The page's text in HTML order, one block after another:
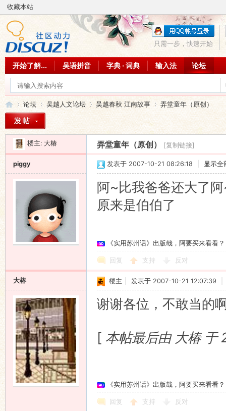
收藏本站
只需一步，快速开始
开始了解... 吴语拼音 字典 · 词典 输入法 论坛
»
论坛
›
吴越人文论坛 吴越春秋 江南故事
›
弄堂童年（原创）
楼主: 大椿 弄堂童年（原创） [复制链接]
piggy 发表于 2007-10-21 08:26:18 显示全
阿~比我爸爸还大了
原来是伯伯了
《实用苏州话》出版哉，阿要买来看看？
回复 支持 反对
大椿 楼主 发表于 2007-10-21 12:07:39
谢谢各位，不敢当的
[ 本帖最后由 大椿
《实用苏州话》出版哉，阿要买来看看？
回复 支持 反对